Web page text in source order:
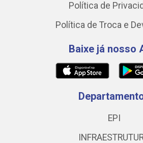
Política de
Política de Troca e
Baixe já nosso
EPI